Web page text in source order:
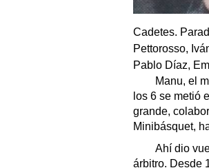
Cadetes.
Pettorosso,
Pablo Díaz,
Manu, el
los 6 se metió
grande,
Minibásquet,
Ahí dio
árbitro. Desde